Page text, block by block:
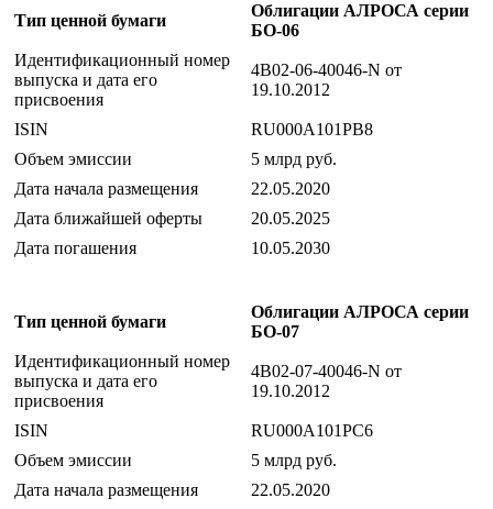
Тип ценной бумаги
Облигации АЛРОСА серии
БО-06
Идентификационный номер
выпуска и дата его
присвоения
4B02-06-40046-N от
19.10.2012
ISIN
RU000A101PB8
Объем эмиссии
5 млрд руб.
Дата начала размещения
22.05.2020
Дата ближайшей оферты
20.05.2025
Дата погашения
10.05.2030
Тип ценной бумаги
Облигации АЛРОСА серии
БО-07
Идентификационный номер
выпуска и дата его
присвоения
4B02-07-40046-N от
19.10.2012
ISIN
RU000A101PC6
Объем эмиссии
5 млрд руб.
Дата начала размещения
22.05.2020